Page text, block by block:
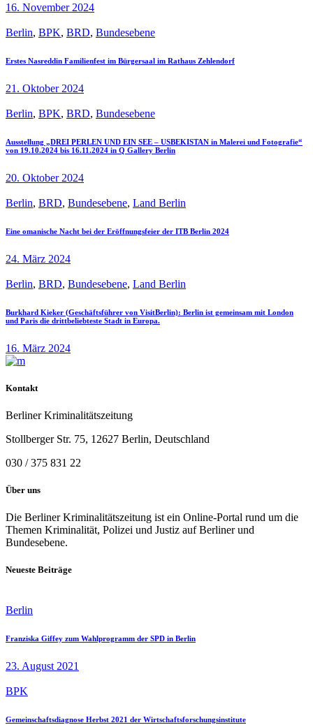
16. November 2024
Berlin, BPK, BRD, Bundesebene
Erstes Nasreddin Familienfest im Bürgersaal im Rathaus Zehlendorf
21. Oktober 2024
Berlin, BPK, BRD, Bundesebene
Ausstellung „DREI PERLEN UND EIN SEE – USBEKISTAN in Malerei und Fotografie“
von 19.10.2024 bis 16.11.2024 in Q Gallery Berlin
20. Oktober 2024
Berlin, BRD, Bundesebene, Land Berlin
Eine omanische Nacht bei der Eröffnungsfeier der ITB Berlin 2024
24. März 2024
Berlin, BRD, Bundesebene, Land Berlin
Burkhard Kieker (Geschäftsführer von VisitBerlin): Berlin ist gemeinsam mit London
und Paris die drittbeliebteste Stadt in Europa.
16. März 2024
Kontakt
Berliner Kriminalitätszeitung
Stollberger Str. 75, 12627 Berlin, Deutschland
030 / 375 831 22
Über uns
Die Berliner Kriminalitätszeitung ist ein Online-Portal rund um die
Themen Kriminalität, Polizei und Justiz auf Berliner und
Bundesebene.
Neueste Beiträge
Berlin
Franziska Giffey zum Wahlprogramm der SPD in Berlin
23. August 2021
BPK
Gemeinschaftsdiagnose Herbst 2021 der Wirtschaftsforschungsinstitute